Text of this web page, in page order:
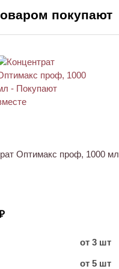
покупают
Оптимакс проф, 1000 мл
от 3 шт
от 5 шт